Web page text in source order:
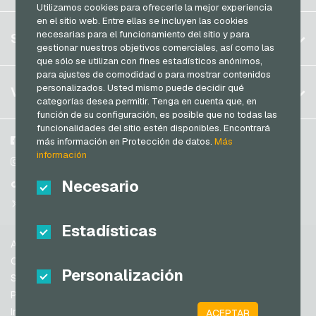
Utilizamos cookies para ofrecerle la mejor experiencia
en el sitio web. Entre ellas se incluyen las cookies
necesarias para el funcionamiento del sitio y para
gestionar nuestros objetivos comerciales, así como las
que sólo se utilizan con fines estadísticos anónimos,
para ajustes de comodidad o para mostrar contenidos
personalizados. Usted mismo puede decidir qué
categorías desea permitir. Tenga en cuenta que, en
función de su configuración, es posible que no todas las
funcionalidades del sitio estén disponibles. Encontrará
más información en Protección de datos.Más
información
Necesario
Estadísticas
Personalización
ACEPTAR
Alemania (DE)
Alemania (EN)
Francia
Italia
Países Bajos
Austria
Portugal
Suiza (DE)
Suiza (IT)
Estados Unidos de América (EN)
Registrar
Iniciar sesión
Mi carrito
SERVICIO
FAQ
Modos de pago
Condiciones generales&Derecho de revocación
Protección de datos
VGO-SHOP
Sobre nosotros
Participantes
Facebook
Instagram
TikTok
Ayuda
Condiciones generales
Seguridad y verificación
Protección de datos
Información legal